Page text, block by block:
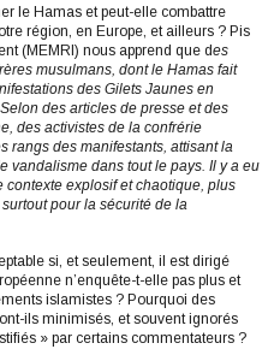
le Hamas et peut-elle combattre
région, en Europe, et ailleurs ? Pis
(MEMRI) nous apprend que des
musulmans, dont le Hamas fait
des Gilets Jaunes en
des articles de presse et des
des activistes de la confrérie
rangs des manifestants, attisant la
vandalisme dans tout le pays. Il y a eu
explosif et chaotique, plus
pour la sécurité de la
si, et seulement, il est dirigé
n’enquête-t-elle pas plus et
islamistes ? Pourquoi des
ils minimisés, et souvent ignorés
» par certains commentateurs ?